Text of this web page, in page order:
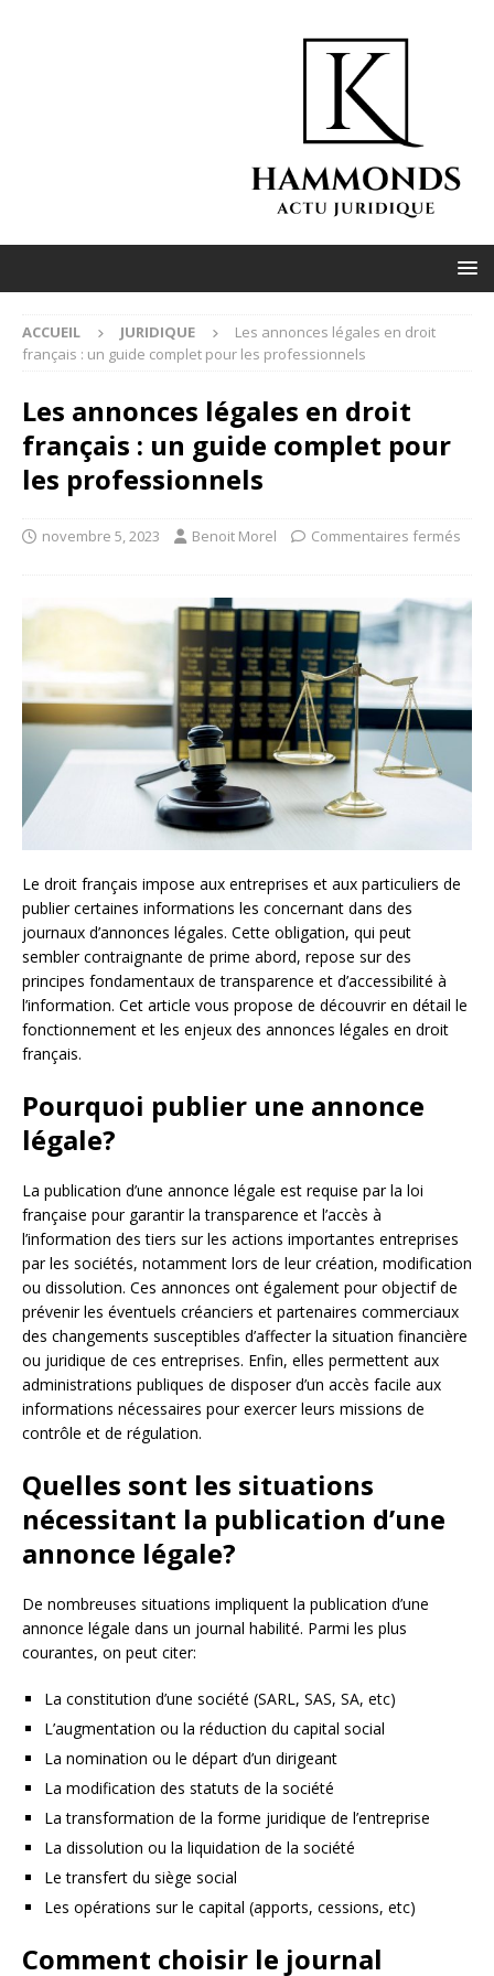
ACCUEIL JURIDIQUE
Les annonces légales en droit
français : un guide complet pour les professionnels
Les annonces légales en droit
français : un guide complet pour
les professionnels
novembre 5, 2023 Benoit Morel Commentaires fermés
Le droit français impose aux entreprises et aux particuliers de
publier certaines informations les concernant dans des
journaux d’annonces légales. Cette obligation, qui peut
sembler contraignante de prime abord, repose sur des
principes fondamentaux de transparence et d’accessibilité à
l’information. Cet article vous propose de découvrir en détail le
fonctionnement et les enjeux des annonces légales en droit
français.
Pourquoi publier une annonce
légale?
La publication d’une annonce légale est requise par la loi
française pour garantir la transparence et l’accès à
l’information des tiers sur les actions importantes entreprises
par les sociétés, notamment lors de leur création, modification
ou dissolution. Ces annonces ont également pour objectif de
prévenir les éventuels créanciers et partenaires commerciaux
des changements susceptibles d’affecter la situation financière
ou juridique de ces entreprises. Enfin, elles permettent aux
administrations publiques de disposer d’un accès facile aux
informations nécessaires pour exercer leurs missions de
contrôle et de régulation.
Quelles sont les situations
nécessitant la publication d’une
annonce légale?
De nombreuses situations impliquent la publication d’une
annonce légale dans un journal habilité. Parmi les plus
courantes, on peut citer:
La constitution d’une société (SARL, SAS, SA, etc)
L’augmentation ou la réduction du capital social
La nomination ou le départ d’un dirigeant
La modification des statuts de la société
La transformation de la forme juridique de l’entreprise
La dissolution ou la liquidation de la société
Le transfert du siège social
Les opérations sur le capital (apports, cessions, etc)
Comment choisir le journal